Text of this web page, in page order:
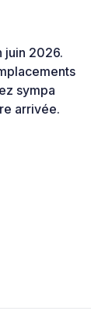
juin 2026.
sympa
arrivée.